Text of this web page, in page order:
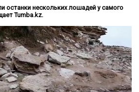
останки нескольких лошадей у самого
Tumba.kz.